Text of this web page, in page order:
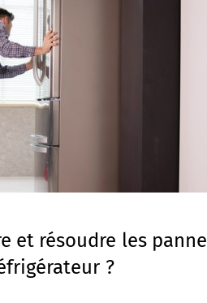
et résoudre les
?